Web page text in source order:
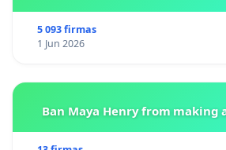
5 093 firmas
1 Jun 2026
Ban Maya Henry from making